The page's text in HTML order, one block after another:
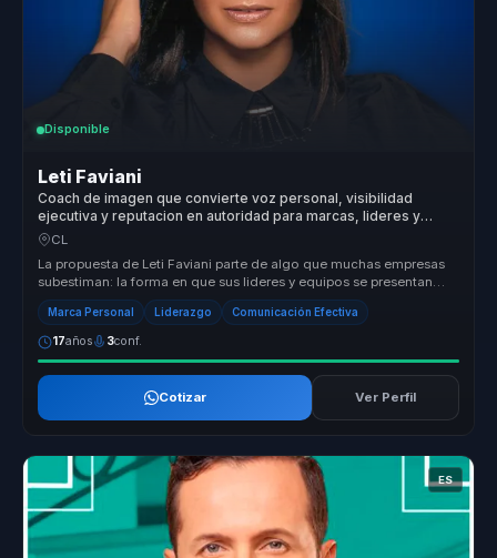
Disponible
Leti Faviani
Coach de imagen que convierte voz personal, visibilidad
ejecutiva y reputacion en autoridad para marcas, lideres y
voceros.
CL
La propuesta de Leti Faviani parte de algo que muchas empresas
subestiman: la forma en que sus lideres y equipos se presentan
tambien com...
Marca Personal Liderazgo Comunicación Efectiva
17años 3conf.
Cotizar Ver Perfil
ES